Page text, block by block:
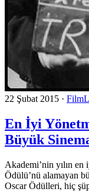
22 Şubat 2015 ·
En İyi
Büyük
Akademi’nin yılın
Ödülü’nü alamayan
Oscar Ödülleri, hiç